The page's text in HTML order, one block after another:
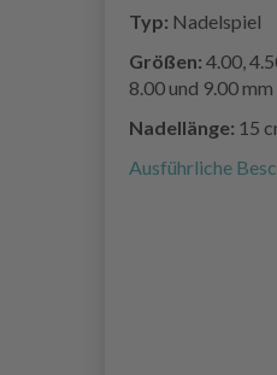
Typ: Nadelspiel
Größen: 4.00,
8.00 und 9.00 mm
Nadellänge: 15
Ausführliche